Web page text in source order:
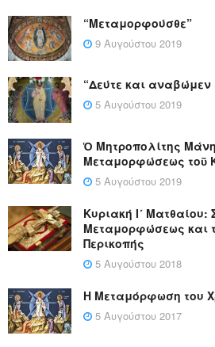
“Μεταμορφούσθε”
9 Αυγούστου 2019
“Δεύτε και αναβώμεν
5 Αυγούστου 2019
Ὁ Μητροπολίτης
Μεταμορφώσεως τοῦ
5 Αυγούστου 2019
Κυριακή Ι´ Ματθαίου:
Μεταμορφώσεως και
Περικοπής
5 Αυγούστου 2018
Η Μεταμόρφωση του
5 Αυγούστου 2017